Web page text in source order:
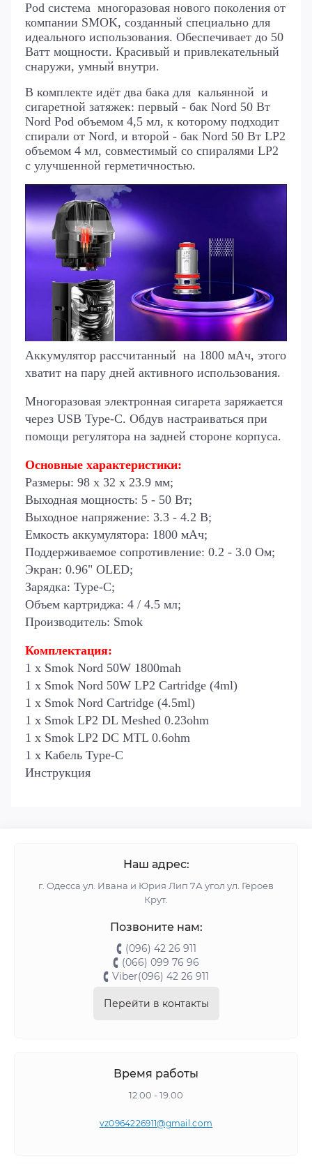
Pod система многоразовая нового поколения от
компании SMOK, созданный специально для
идеального использования. Обеспечивает до 50
Ватт мощности. Красивый и привлекательный
снаружи, умный внутри.
В комплекте идёт два бака для кальянной и
сигаретной затяжек: первый - бак Nord 50 Вт
Nord Pod объемом 4,5 мл, к которому подходит
спирали от Nord, и второй - бак Nord 50 Вт LP2
объемом 4 мл, совместимый со спиралями LP2
с улучшенной герметичностью.
Аккумулятор рассчитанный на 1800 мАч, этого
хватит на пару дней активного использования.
Многоразовая электронная сигарета заряжается
через USB Type-C. Обдув настраиваться при
помощи регулятора на задней стороне корпуса.
Основные характеристики:
Размеры: 98 x 32 x 23.9 мм;
Выходная мощность: 5 - 50 Вт;
Выходное напряжение: 3.3 - 4.2 В;
Емкость аккумулятора: 1800 мАч;
Поддерживаемое сопротивление: 0.2 - 3.0 Ом;
Экран: 0.96" OLED;
Зарядка: Type-C;
Объем картриджа: 4 / 4.5 мл;
Производитель: Smok
Комплектация:
1 х Smok Nord 50W 1800mah
1 х Smok Nord 50W LP2 Cartridge (4ml)
1 х Smok Nord Cartridge (4.5ml)
1 х Smok LP2 DL Meshed 0.23ohm
1 х Smok LP2 DC MTL 0.6ohm
1 х Кабель Type-C
Инструкция
Наш адрес:
г. Одесса ул. Ивана и Юрия Лип 7А угол ул. Героев
Крут.
Позвоните нам:
(096) 42 26 911
(066) 099 76 96
Viber(096) 42 26 911
Перейти в контакты
Время работы
12.00 - 19.00
vz0964226911@gmail.com